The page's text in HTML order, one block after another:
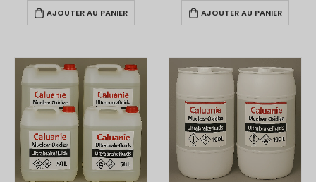
AJOUTER AU PANIER AJOUTER AU PANIER